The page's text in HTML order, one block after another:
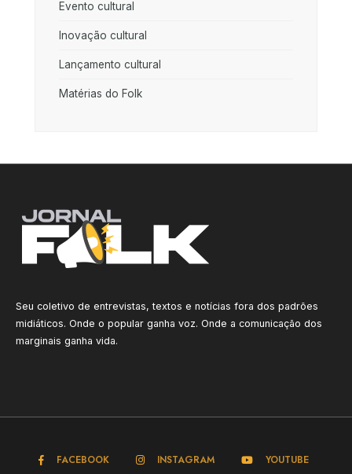
Evento cultural
Inovação cultural
Lançamento cultural
Matérias do Folk
Seu coletivo de entrevistas, textos e notícias fora dos padrões
midiáticos. Onde o popular ganha voz. Onde a comunicação dos
marginais ganha vida.
FACEBOOK INSTAGRAM YOUTUBE